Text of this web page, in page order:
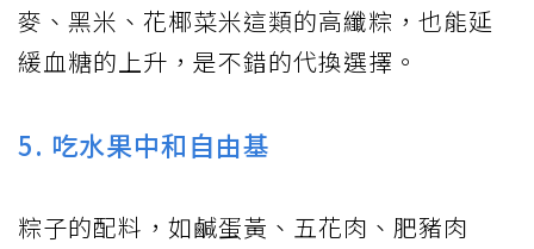
麥、黑米、花椰菜米這類的高纖粽，也能延
緩血糖的上升，是不錯的代換選擇。
5. 吃水果中和自由基
粽子的配料，如鹹蛋黃、五花肉、肥豬肉